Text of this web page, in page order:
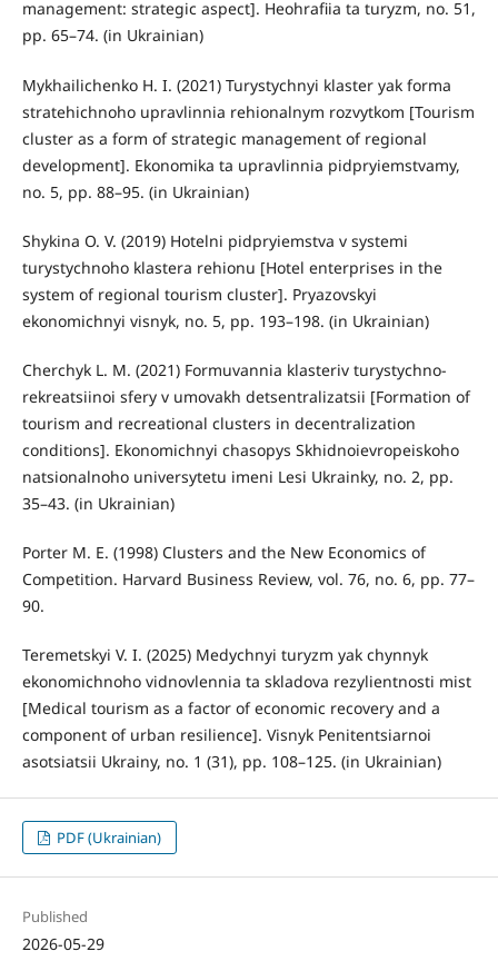
management: strategic aspect]. Heohrafiia ta turyzm, no. 51,
pp. 65–74. (in Ukrainian)
Mykhailichenko H. I. (2021) Turystychnyi klaster yak forma
stratehichnoho upravlinnia rehionalnym rozvytkom [Tourism
cluster as a form of strategic management of regional
development]. Ekonomika ta upravlinnia pidpryiemstvamy,
no. 5, pp. 88–95. (in Ukrainian)
Shykina O. V. (2019) Hotelni pidpryiemstva v systemi
turystychnoho klastera rehionu [Hotel enterprises in the
system of regional tourism cluster]. Pryazovskyi
ekonomichnyi visnyk, no. 5, pp. 193–198. (in Ukrainian)
Cherchyk L. M. (2021) Formuvannia klasteriv turystychno-
rekreatsiinoi sfery v umovakh detsentralizatsii [Formation of
tourism and recreational clusters in decentralization
conditions]. Ekonomichnyi chasopys Skhidnoievropeiskoho
natsionalnoho universytetu imeni Lesi Ukrainky, no. 2, pp.
35–43. (in Ukrainian)
Porter M. E. (1998) Clusters and the New Economics of
Competition. Harvard Business Review, vol. 76, no. 6, pp. 77–
90.
Teremetskyi V. I. (2025) Medychnyi turyzm yak chynnyk
ekonomichnoho vidnovlennia ta skladova rezylientnosti mist
[Medical tourism as a factor of economic recovery and a
component of urban resilience]. Visnyk Penitentsiarnoi
asotsiatsii Ukrainy, no. 1 (31), pp. 108–125. (in Ukrainian)
PDF (Ukrainian)
Published
2026-05-29